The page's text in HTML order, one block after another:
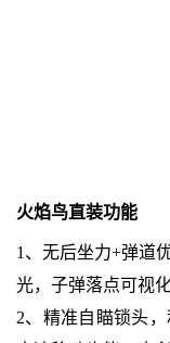
火焰鸟直装功能
1、无后坐力+弹道
光，子弹落点可视化
2、精准自瞄锁头